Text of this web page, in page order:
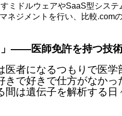
ミドルウェアやSaaS型システ
ネジメントを行い、比較.com
」――医師免許を持つ技
者になるつもりで医学
きで好きで仕方がなかっ
間は遺伝子を解析する日